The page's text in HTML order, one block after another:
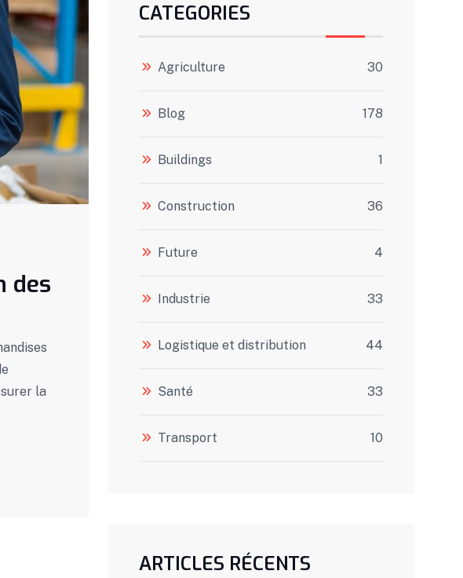
des
la
CATEGORIES
Agriculture 30
Blog 178
Buildings 1
Construction 36
Future 4
Industrie 33
Logistique et distribution 44
Santé 33
Transport 10
ARTICLES RÉCENTS